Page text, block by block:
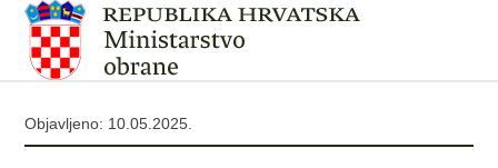
Objavljeno: 10.05.2025.